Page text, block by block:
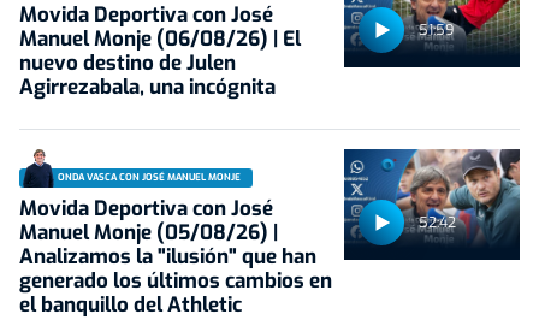
51:59
Movida Deportiva con José
Manuel Monje (06/08/26) | El
nuevo destino de Julen
Agirrezabala, una incógnita
52:42
ONDA VASCA CON JOSÉ MANUEL MONJE
Movida Deportiva con José
Manuel Monje (05/08/26) |
Analizamos la "ilusión" que han
generado los últimos cambios en
el banquillo del Athletic